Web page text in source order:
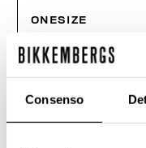
Consenso
ONESIZE